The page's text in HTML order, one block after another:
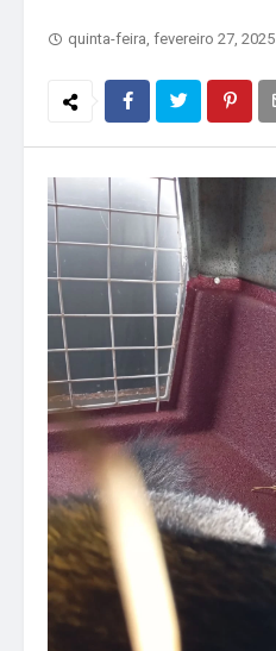
quinta-feira, fevereiro 27, 2025